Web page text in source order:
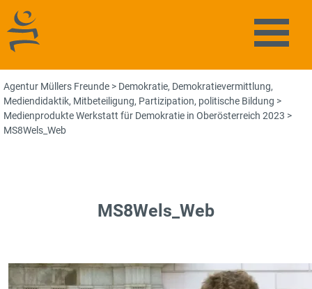
Agentur Müllers Freunde
Agentur Müllers Freunde > Demokratie, Demokratievermittlung,
Mediendidaktik, Mitbeteiligung, Partizipation, politische Bildung >
Medienprodukte Werkstatt für Demokratie in Oberösterreich 2023 >
MS8Wels_Web
MS8Wels_Web